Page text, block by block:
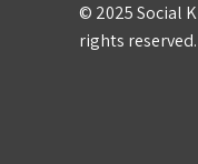
© 2025 Social
rights reserved.